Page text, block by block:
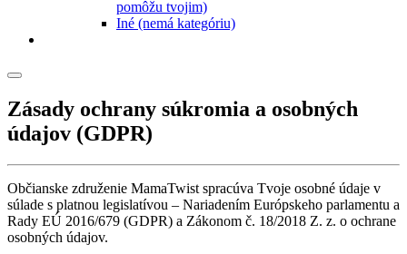
pomôžu tvojim)
Iné (nemá kategóriu)
Zásady ochrany súkromia a osobných
údajov (GDPR)
Občianske združenie MamaTwist spracúva Tvoje osobné údaje v
súlade s platnou legislatívou – Nariadením Európskeho parlamentu a
Rady EÚ 2016/679 (GDPR) a Zákonom č. 18/2018 Z. z. o ochrane
osobných údajov.